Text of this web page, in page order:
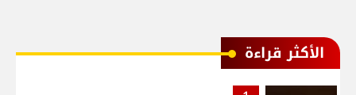
الأكثر قراءة